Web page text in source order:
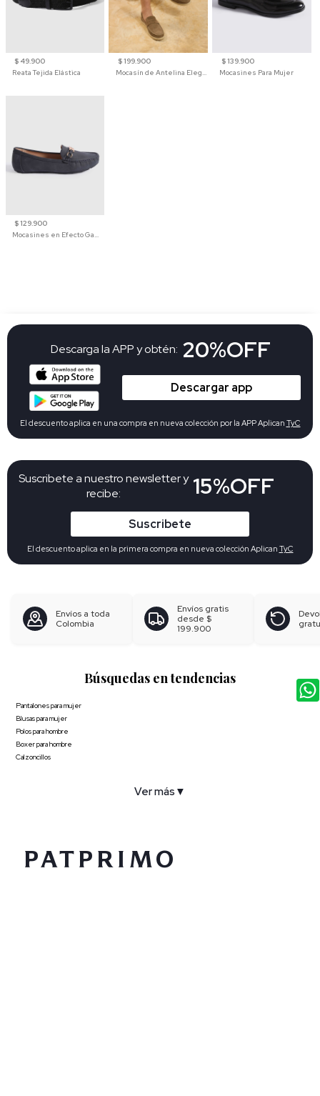
$ 49.900
Reata Tejida Elástica
$ 199.900
Mocasín de Antelina Elegante con Suela de Contraste Para Hombre
$ 139.900
Mocasines Para Mujer
$ 129.900
Suscribete a nuestro newsletter y
recibe:
15%OFF
Suscribete
El descuento aplica en la primera compra en nueva colección Aplican TyC
Descarga la APP y obtén: 20%OFF
Descargar app
El descuento aplica en una compra en nueva colección por la APP Aplican TyC
Envíos a toda
Colombia
Envíos gratis
desde $
199.900
Búsquedas en tendencias
Pantalones para mujer
Blusas para mujer
Polos para hombre
Boxer para hombre
Calzoncillos
Ver más ▼